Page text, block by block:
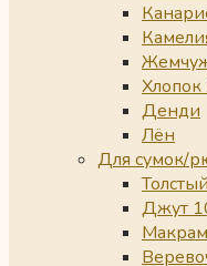
Денди
Лён
Для сумок/
Джут